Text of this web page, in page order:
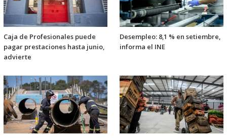
Caja de Profesionales puede
pagar prestaciones hasta junio,
advierte
Desempleo: 8,1 % en setiembre,
informa el INE